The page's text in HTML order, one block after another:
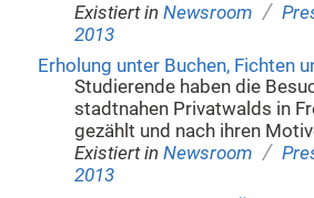
Existiert in Newsroom /
2013
Erholung unter Buchen, Fichten
Studierende haben die
stadtnahen Privatwalds in
gezählt und nach ihren
Existiert in Newsroom /
2013